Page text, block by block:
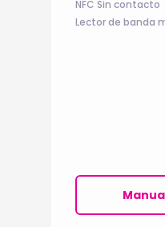
NFC Sin contacto
Lector de banda